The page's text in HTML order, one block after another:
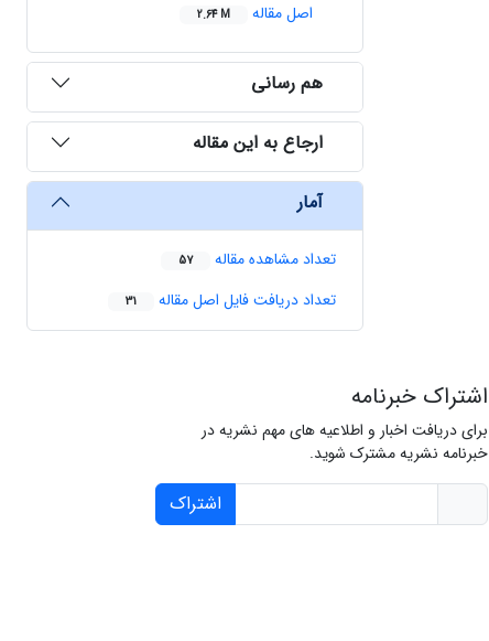
اصل مقاله
2.64 M
هم رسانی
ارجاع به این مقاله
آمار
تعداد مشاهده مقاله 57
تعداد دریافت فایل اصل مقاله 31
اشتراک خبرنامه
برای دریافت اخبار و اطلاعیه های مهم نشریه در
خبرنامه نشریه مشترک شوید.
اشتراک